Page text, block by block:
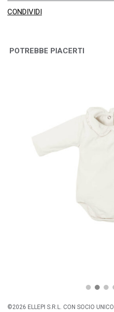
CONDIVIDI
POTREBBE PIACERTI
©2026 ELLEPI S.R.L. CON SOCIO UNICO